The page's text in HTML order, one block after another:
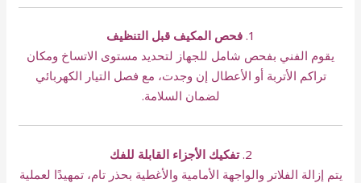
1. فحص المكيف قبل التنظيف
يقوم الفني بفحص شامل للجهاز لتحديد مستوى الاتساخ ومكان
تراكم الأتربة أو الأعطال إن وجدت، مع فصل التيار الكهربائي
لضمان السلامة.
2. تفكيك الأجزاء القابلة للفك
يتم إزالة الفلاتر والواجهة الأمامية والأغطية بحذر تام، تمهيدًا لعملية